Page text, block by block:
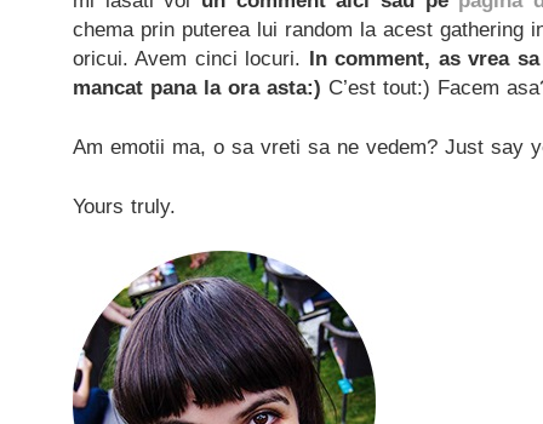
chema prin puterea lui random la acest gathering
oricui. Avem cinci locuri. In comment, as vrea
mancat pana la ora asta:) C’est tout:) Facem
Am emotii ma, o sa vreti sa ne vedem? Just say
Yours truly.